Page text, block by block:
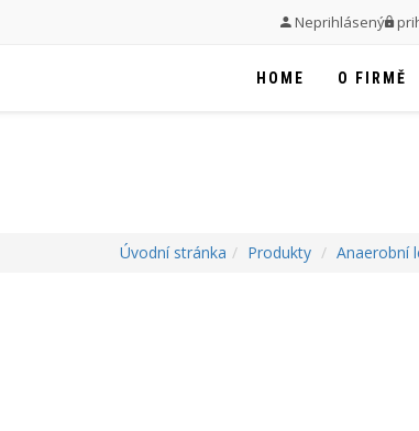
Neprihlásený
HOME O FIRMĚ
Úvodní stránka Produkty Anaerobní